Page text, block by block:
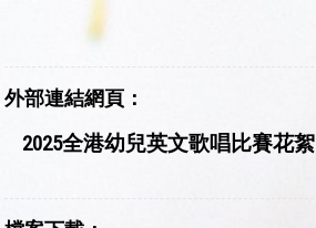
外部連結網頁：
2025全港幼兒英文歌唱比賽花絮